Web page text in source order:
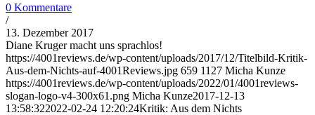
0 Kommentare
/
13. Dezember 2017
Diane Kruger macht uns sprachlos!
https://4001reviews.de/wp-content/uploads/2017/12/Titelbild-Kritik-
Aus-dem-Nichts-auf-4001Reviews.jpg 659 1127 Micha Kunze
https://4001reviews.de/wp-content/uploads/2022/01/4001reviews-
slogan-logo-v4-300x61.png Micha Kunze2017-12-13
13:58:322022-02-24 12:20:24Kritik: Aus dem Nichts